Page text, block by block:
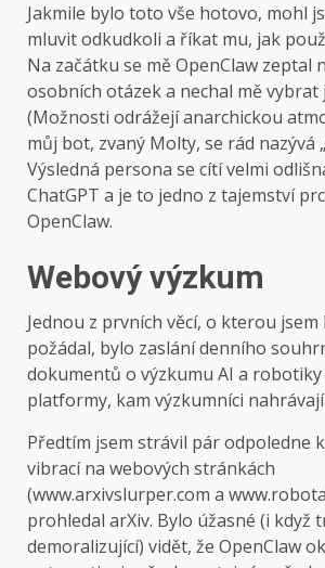
Jakmile bylo toto vše hotovo, mohl
mluvit odkudkoli a říkat mu, jak
Na začátku se mě OpenClaw zeptal
osobních otázek a nechal mě
(Možnosti odrážejí anarchickou
můj bot, zvaný Molty, se rád nazývá
Výsledná persona se cítí velmi
ChatGPT a je to jedno z tajemství
OpenClaw.
Webový výzkum
Jednou z prvních věcí, o kterou
požádal, bylo zaslání denního
dokumentů o výzkumu AI a robotiky
platformy, kam výzkumníci
Předtím jsem strávil pár odpoledne
vibrací na webových stránkách
(www.arxivslurper.com a
prohledal arXiv. Bylo úžasné (i když
demoralizující) vidět, že OpenClaw